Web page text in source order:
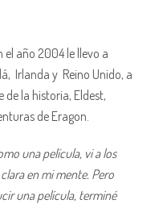
año 2004 le llevo a
Irlanda y Reino Unido, a
de la historia, Eldest,
de Eragon.
una película, vi a los
en mi mente. Pero
una película, terminé